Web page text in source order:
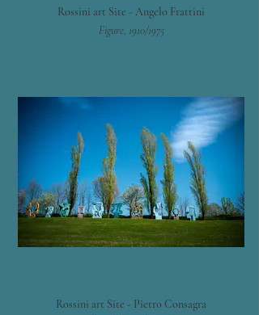
Rossini art Site - Angelo Frattini
Figure, 1910/1975
Rossini art Site - Pietro Consagra